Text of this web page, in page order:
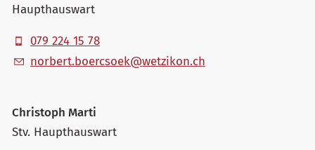
Haupthauswart
079 224 15 78
n rb rt b rcs k w tz k n ch
Christoph Marti
Stv. Haupthauswart